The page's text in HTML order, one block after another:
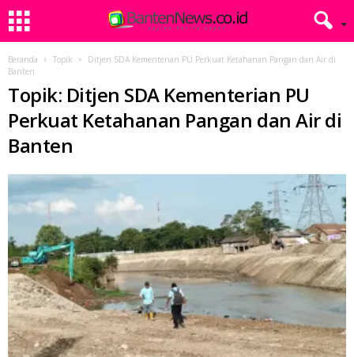
Beranda Topik
Ditjen SDA Kementerian PU Perkuat Ketahanan Pangan dan Air di
Banten
Topik: Ditjen SDA Kementerian PU
Perkuat Ketahanan Pangan dan Air di
Banten